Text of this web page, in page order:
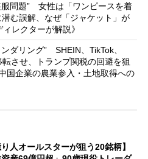
服問題” 女性は「ワンピースを着
む誤解、なぜ「ジャケット」が
レクターが解説》
ダリング” SHEIN、TikTok、
させ、トランプ関税の回避を狙
企業の農業参入・土地取得への
り人オールスターが狙う20銘柄】